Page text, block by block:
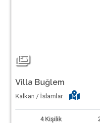
Villa Buğlem
Kalkan / İslamlar
4 Kişilik